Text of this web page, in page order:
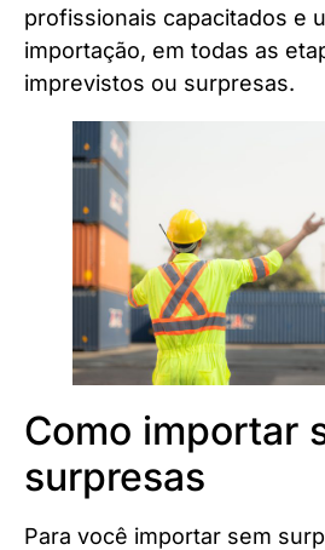
profissionais capacitados e
importação, em todas as
imprevistos ou surpresas.
Como importar
surpresas
Para você importar sem